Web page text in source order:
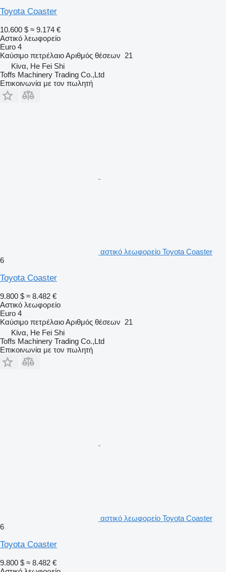
Toyota Coaster
10.600 $ ≈ 9.174 €
Αστικό λεωφορείο
Euro 4
Καύσιμο πετρέλαιοΑριθμός θέσεων 21
Κίνα, He Fei Shi
Toffs Machinery Trading Co.,Ltd
Επικοινωνία με τον πωλητή
αστικό λεωφορείο Toyota Coaster
6
Toyota Coaster
9.800 $ ≈ 8.482 €
Αστικό λεωφορείο
Euro 4
Καύσιμο πετρέλαιοΑριθμός θέσεων 21
Κίνα, He Fei Shi
Toffs Machinery Trading Co.,Ltd
Επικοινωνία με τον πωλητή
αστικό λεωφορείο Toyota Coaster
6
Toyota Coaster
9.800 $ ≈ 8.482 €